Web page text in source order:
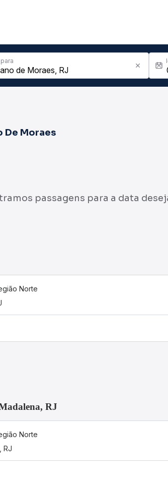
De Moraes
passagens para a data
Norte
RJ
Norte
RJ